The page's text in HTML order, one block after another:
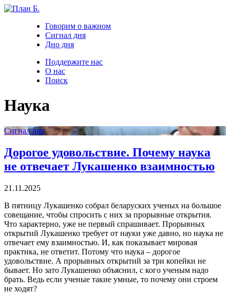
Говорим о важном
Сигнал дня
Дно дня
Поддержите нас
О нас
Поиск
Наука
Сигнал дня
Дорогое удовольствие. Почему наука
не отвечает Лукашенко взаимностью
21.11.2025
В пятницу Лукашенко собрал беларуских ученых на большое
совещание, чтобы спросить с них за прорывные открытия.
Что характерно, уже не первый спрашивает. Прорывных
открытий Лукашенко требует от науки уже давно, но наука не
отвечает ему взаимностью. И, как показывает мировая
практика, не ответит. Потому что наука – дорогое
удовольствие. А прорывных открытий за три копейки не
бывает. Но зато Лукашенко объяснил, с кого ученым надо
брать. Ведь если ученые такие умные, то почему они строем
не ходят?